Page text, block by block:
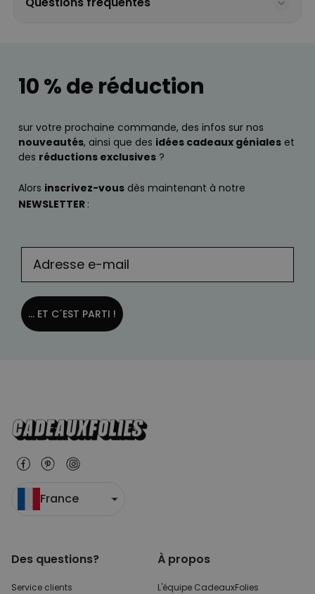
10 % de réduction
sur votre prochaine commande, des infos sur nos
nouveautés, ainsi que des idées cadeaux géniales et
des réductions exclusives ?
Alors inscrivez-vous dès maintenant à notre
NEWSLETTER :
... ET C´EST PARTI !
France
Des questions?
Service clients
À propos
L'équipe CadeauxFolies